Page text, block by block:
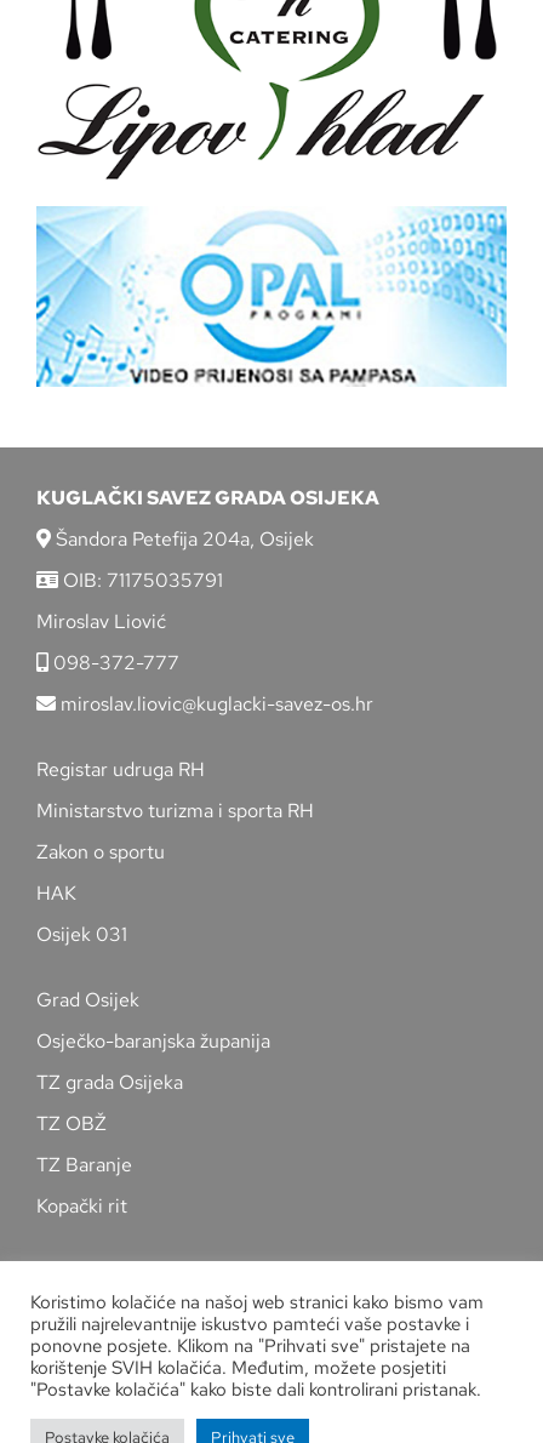
KUGLAČKI SAVEZ GRADA OSIJEKA
Šandora Petefija 204a, Osijek
OIB: 71175035791
Miroslav Liović
098-372-777
miroslav.liovic@kuglacki-savez-os.hr
Registar udruga RH
Ministarstvo turizma i sporta RH
Zakon o sportu
HAK
Osijek 031
Grad Osijek
Osječko-baranjska županija
TZ grada Osijeka
TZ OBŽ
TZ Baranje
Kopački rit
Zaštita osobnih podataka
Koristimo kolačiće na našoj web stranici kako bismo vam
pružili najrelevantnije iskustvo pamteći vaše postavke i
ponovne posjete. Klikom na "Prihvati sve" pristajete na
korištenje SVIH kolačića. Međutim, možete posjetiti
"Postavke kolačića" kako biste dali kontrolirani pristanak.
Postavke kolačića Prihvati sve